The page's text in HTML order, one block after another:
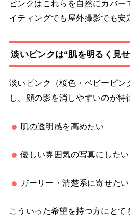
ピンクはこれらを自然にカバー
イティングでも屋外撮影でも安
淡いピンクは“肌を明るく見
淡いピンク（桜色・ベビーピン
し、顔の影を消しやすいのが特
肌の透明感を高めたい
優しい雰囲気の写真にしたい
ガーリー・清楚系に寄せたい
こういった希望を持つ方にとて